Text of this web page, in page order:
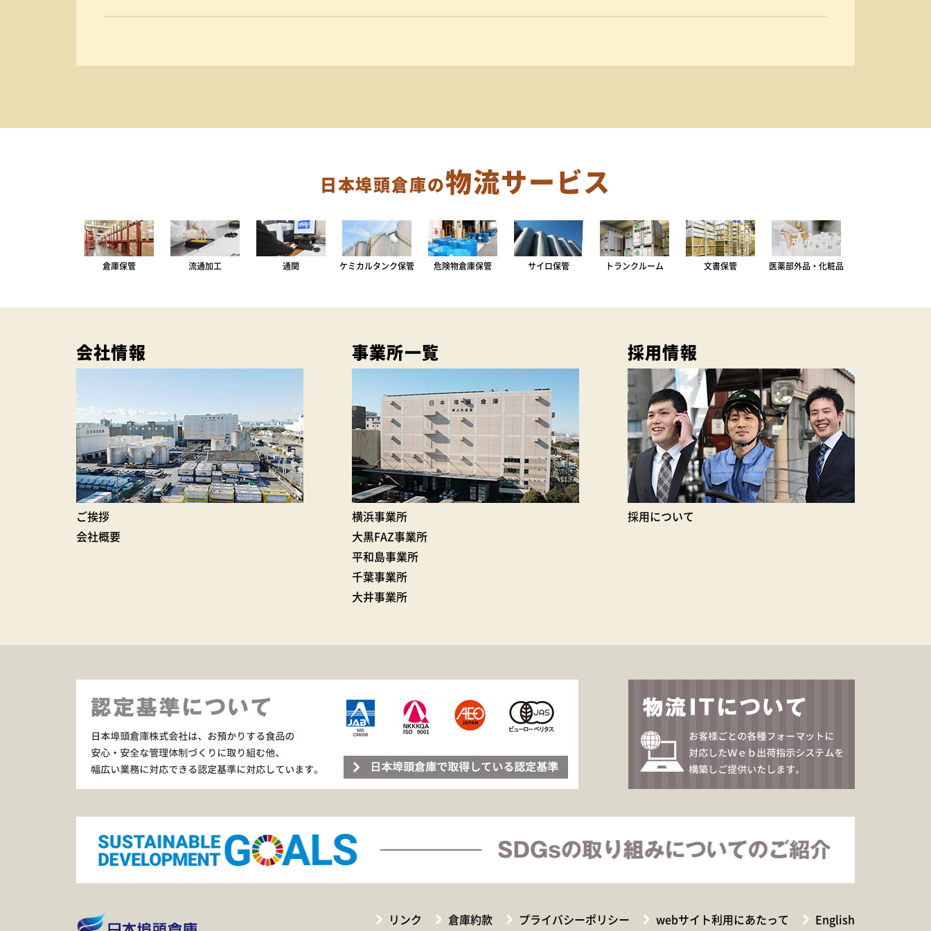
日本埠頭倉庫の物流サービス
倉庫保管 流通加工 通関 ケミカルタンク保管 危険物倉庫保管 サイロ保管 トランクルーム 文書保管 医薬部外品・化粧品
会社情報
ご挨拶
会社概要
事業所一覧
横浜事業所
大黒FAZ事業所
平和島事業所
千葉事業所
大井事業所
採用情報
採用について
リンク 倉庫約款 プライバシーポリシー webサイト利用にあたって English